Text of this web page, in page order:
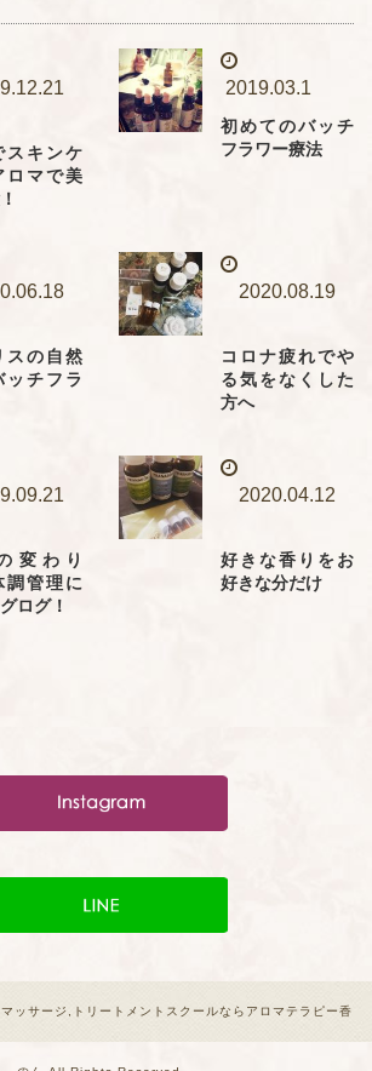
スキンケ
ロマで美
2019.03.1
初めてのバッチ
フラワー療法
スの自然
ッチフラ
2020.08.19
コロナ疲れでや
る気をなくした
方へ
変わり
調管理に
ログ！
2020.04.12
好きな香りをお
好きな分だけ
ッサージ,トリートメントスクールならアロマテラピー香